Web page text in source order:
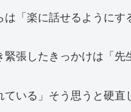
は「楽に話せるようにす
緊張したきっかけは「先
ている」そう思うと硬